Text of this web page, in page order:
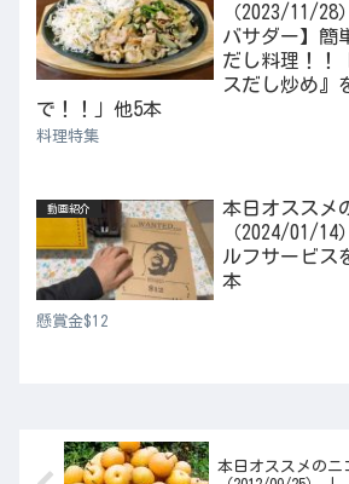
（2023/11/
バサダー】簡
だし料理！！
スだし炒め』
で！！」他5本
料理特集
動画紹介
本日オススメ
（2024/01/
ルフサービス
本
懸賞金$12
本日オススメのニ